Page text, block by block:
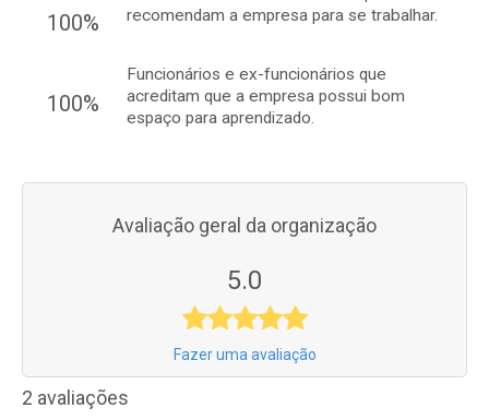
100%
recomendam a empresa para se trabalhar.
100%
Funcionários e ex-funcionários que
acreditam que a empresa possui bom
espaço para aprendizado.
Avaliação geral da organização
5.0
Fazer uma avaliação
2 avaliações